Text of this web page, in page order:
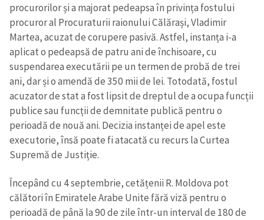
procurorilor și a majorat pedeapsa în privința fostului
procuror al Procuraturii raionului Călărași, Vladimir
Martea, acuzat de corupere pasivă. Astfel, instanța i-a
aplicat o pedeapsă de patru ani de închisoare, cu
suspendarea executării pe un termen de probă de trei
ani, dar și o amendă de 350 mii de lei. Totodată, fostul
acuzator de stat a fost lipsit de dreptul de a ocupa funcții
publice sau funcții de demnitate publică pentru o
perioadă de nouă ani. Decizia instanței de apel este
executorie, însă poate fi atacată cu recurs la Curtea
Supremă de Justiție.
Începând cu 4 septembrie, cetățenii R. Moldova pot
călători în Emiratele Arabe Unite fără viză pentru o
perioadă de până la 90 de zile într-un interval de 180 de